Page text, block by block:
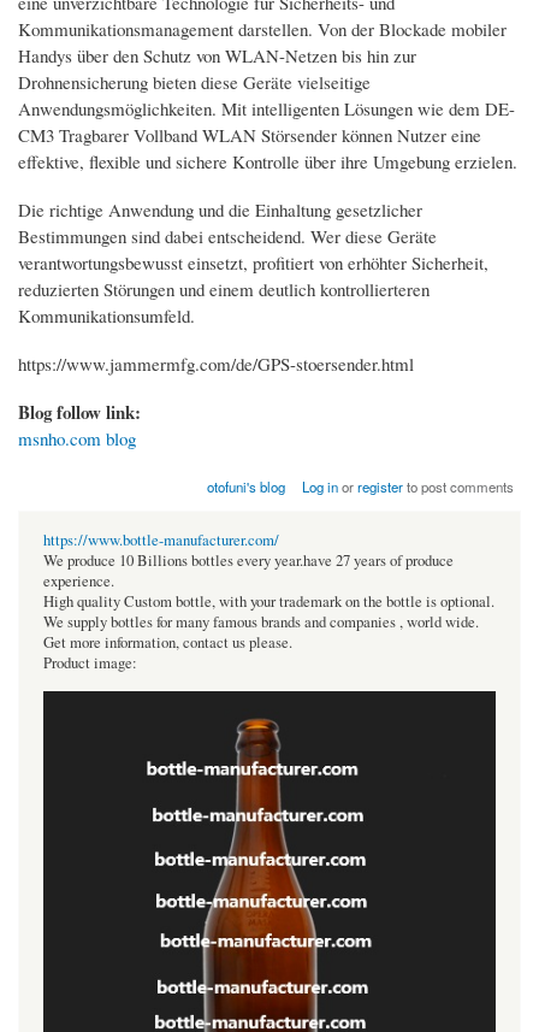
Kommunikationsmanagement darstellen. Von der Blockade mobiler
Handys über den Schutz von WLAN-Netzen bis hin zur
Drohnensicherung bieten diese Geräte vielseitige
Anwendungsmöglichkeiten. Mit intelligenten Lösungen wie dem DE-
CM3 Tragbarer Vollband WLAN Störsender können Nutzer eine
effektive, flexible und sichere Kontrolle über ihre Umgebung erzielen.
Die richtige Anwendung und die Einhaltung gesetzlicher
Bestimmungen sind dabei entscheidend. Wer diese Geräte
verantwortungsbewusst einsetzt, profitiert von erhöhter Sicherheit,
reduzierten Störungen und einem deutlich kontrollierteren
Kommunikationsumfeld.
https://www.jammermfg.com/de/GPS-stoersender.html
Blog follow link:
msnho.com blog
otofuni's blog Log inorregisterto post comments
https://www.bottle-manufacturer.com/
We produce 10 Billions bottles every year.have 27 years of produce
experience.
High quality Custom bottle, with your trademark on the bottle is optional.
We supply bottles for many famous brands and companies , world wide.
Get more information, contact us please.
Product image: